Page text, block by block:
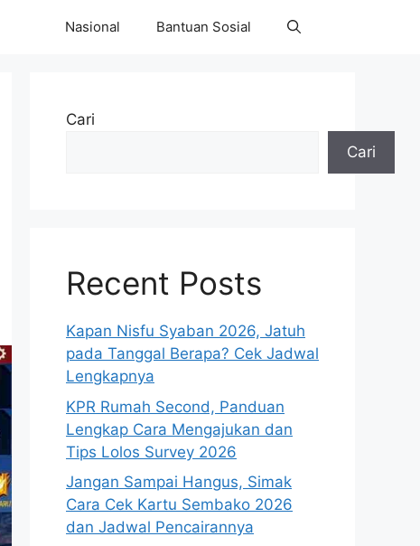
Nasional Bantuan Sosial
Cari
Cari
Recent Posts
Kapan Nisfu Syaban 2026, Jatuh
pada Tanggal Berapa? Cek Jadwal
Lengkapnya
KPR Rumah Second, Panduan
Lengkap Cara Mengajukan dan
Tips Lolos Survey 2026
Jangan Sampai Hangus, Simak
Cara Cek Kartu Sembako 2026
dan Jadwal Pencairannya